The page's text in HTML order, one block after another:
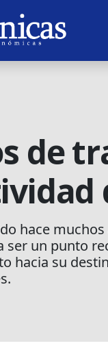
de
hace
un punto
hacia su